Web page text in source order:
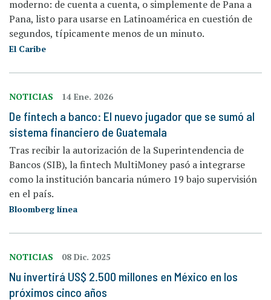
moderno: de cuenta a cuenta, o simplemente de Pana a
Pana, listo para usarse en Latinoamérica en cuestión de
segundos, típicamente menos de un minuto.
El Caribe
NOTICIAS 14 Ene. 2026
De fintech a banco: El nuevo jugador que se sumó al
sistema financiero de Guatemala
Tras recibir la autorización de la Superintendencia de
Bancos (SIB), la fintech MultiMoney pasó a integrarse
como la institución bancaria número 19 bajo supervisión
en el país.
Bloomberg línea
NOTICIAS 08 Dic. 2025
Nu invertirá US$ 2.500 millones en México en los
próximos cinco años